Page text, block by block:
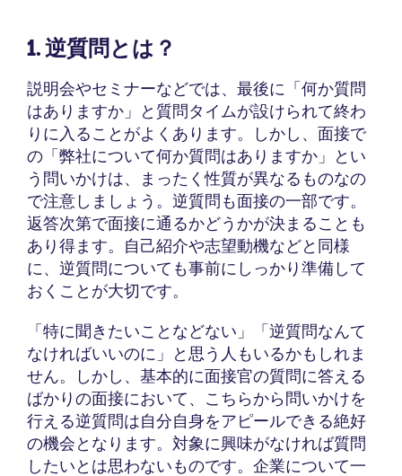
1. 逆質問とは？
説明会やセミナーなどでは、最後に「何か質問
はありますか」と質問タイムが設けられて終わ
りに入ることがよくあります。しかし、面接で
の「弊社について何か質問はありますか」とい
う問いかけは、まったく性質が異なるものなの
で注意しましょう。逆質問も面接の一部です。
返答次第で面接に通るかどうかが決まることも
あり得ます。自己紹介や志望動機などと同様
に、逆質問についても事前にしっかり準備して
おくことが大切です。
「特に聞きたいことなどない」「逆質問なんて
なければいいのに」と思う人もいるかもしれま
せん。しかし、基本的に面接官の質問に答える
ばかりの面接において、こちらから問いかけを
行える逆質問は自分自身をアピールできる絶好
の機会となります。対象に興味がなければ質問
したいとは思わないものです。企業について一